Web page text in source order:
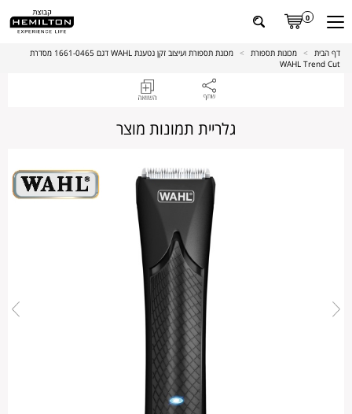
0
דף הבית > מכונות תספורת >
מכונת תספורת ועיצוב זקן נטענת WAHL דגם 1661-0465 מסדרת
WAHL Trend Cut
גלריית תמונות מוצר